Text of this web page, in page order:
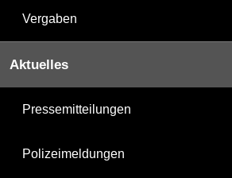
Vergaben
Aktuelles
Pressemitteilungen
Polizeimeldungen